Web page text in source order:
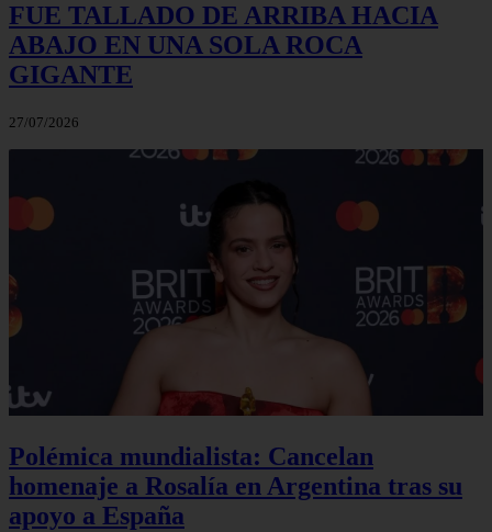
FUE TALLADO DE ARRIBA HACIA
ABAJO EN UNA SOLA ROCA
GIGANTE
27/07/2026
Polémica mundialista: Cancelan
homenaje a Rosalía en Argentina tras su
apoyo a España